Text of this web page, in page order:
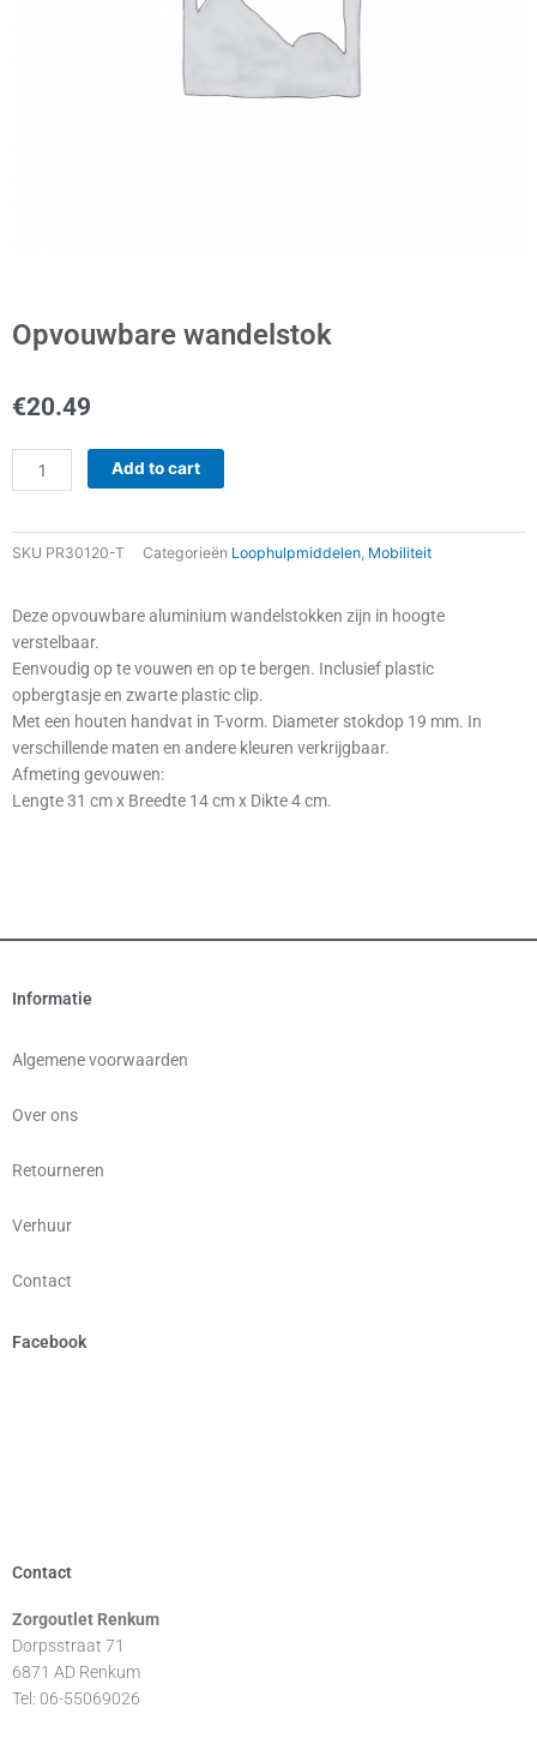
Opvouwbare wandelstok
€20.49
Opvouwbare
wandelstok
Add to cart
SKU PR30120-T Categorieën Loophulpmiddelen, Mobiliteit
Deze opvouwbare aluminium wandelstokken zijn in hoogte
verstelbaar.
Eenvoudig op te vouwen en op te bergen. Inclusief plastic
opbergtasje en zwarte plastic clip.
Met een houten handvat in T-vorm. Diameter stokdop 19 mm. In
verschillende maten en andere kleuren verkrijgbaar.
Afmeting gevouwen:
Lengte 31 cm x Breedte 14 cm x Dikte 4 cm.
Informatie
Algemene voorwaarden
Over ons
Retourneren
Verhuur
Contact
Facebook
Contact
Zorgoutlet Renkum
Dorpsstraat 71
6871 AD Renkum
Tel: 06-55069026